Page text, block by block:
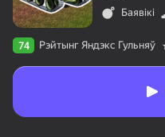
Баявікі
74 Рэйтынг Яндэкс Гульняў